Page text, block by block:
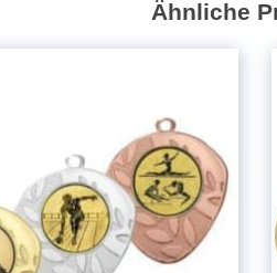
Ähnliche